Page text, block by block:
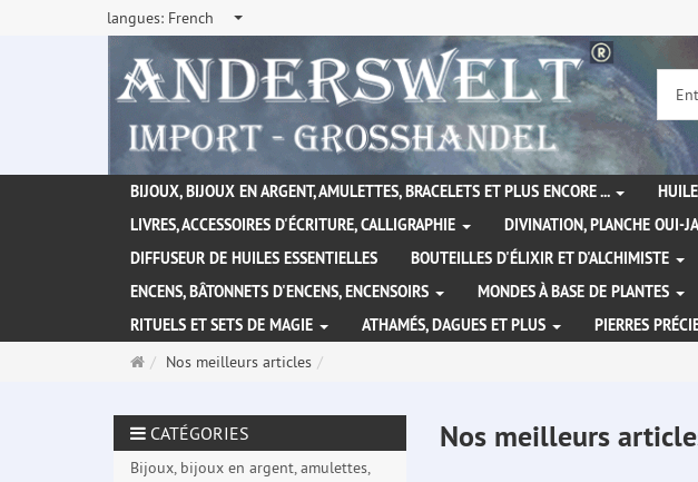
langues: French
BIJOUX, BIJOUX EN ARGENT, AMULETTES, BRACELETS ET PLUS ENCORE ...
LIVRES, ACCESSOIRES D'ÉCRITURE, CALLIGRAPHIE
DIVINATION, PLANCHE OUI-
DIFFUSEUR DE HUILES ESSENTIELLES
BOUTEILLES D'ÉLIXIR ET D'ALCHIMISTE
ENCENS, BÂTONNETS D'ENCENS, ENCENSOIRS
MONDES À BASE DE PLANTES
RITUELS ET SETS DE MAGIE
ATHAMÉS, DAGUES ET PLUS PIERRES
PageNos meilleurs articles
Nos meilleurs
CATÉGORIES
Bijoux, bijoux en argent, amulettes,